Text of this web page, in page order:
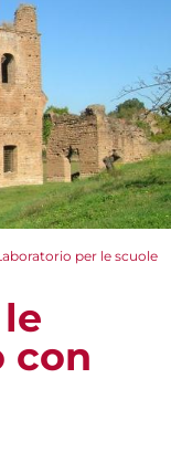
per le scuole
con